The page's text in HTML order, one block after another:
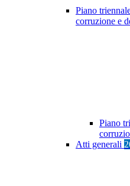
Piano
corruzione e
Piano
Atti generali